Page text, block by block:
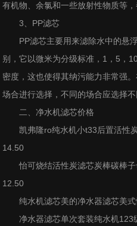
有机物、余氯和一些放射性物质等，
3、PP滤芯
PP滤芯主要用来滤除水中的悬
别，它以微米为分级标准，1，5，
密度，这也使得其纳污能力非常强
场合进行选择，不同的场合应选择不
二、净水机滤芯价格
凯弗隆ro纯水机小t33后置活性
14.50
怡可烧结活性炭滤芯炭棒碳棒
12.50
纯水机滤芯美的净水器滤芯美
净水器滤芯单次套装纯水机